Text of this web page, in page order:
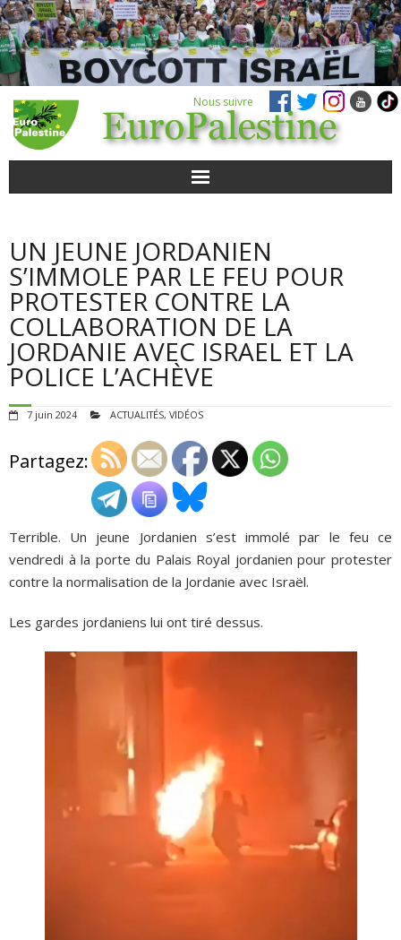
Nous suivre
POUR AGIR
AGENDA
VIDÉOS
ADHÉSIONS, DONS, CONTACT
UN JEUNE JORDANIEN
S’IMMOLE PAR LE FEU POUR
PROTESTER CONTRE LA
COLLABORATION DE LA
JORDANIE AVEC ISRAEL ET LA
POLICE L’ACHÈVE
7 juin 2024 ACTUALITÉS, VIDÉOS
Partagez:
Terrible. Un jeune Jordanien s’est immolé par le feu ce
vendredi à la porte du Palais Royal jordanien pour protester
contre la normalisation de la Jordanie avec Israël.
Les gardes jordaniens lui ont tiré dessus.